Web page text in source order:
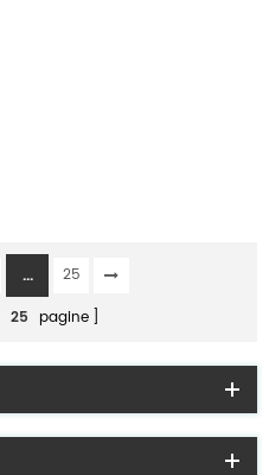
...
25
25 pagine